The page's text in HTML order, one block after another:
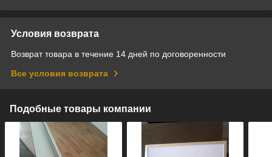
Условия возврата
Возврат товара в течение 14 дней по договоренности
Все условия возврата
Подобные товары компании